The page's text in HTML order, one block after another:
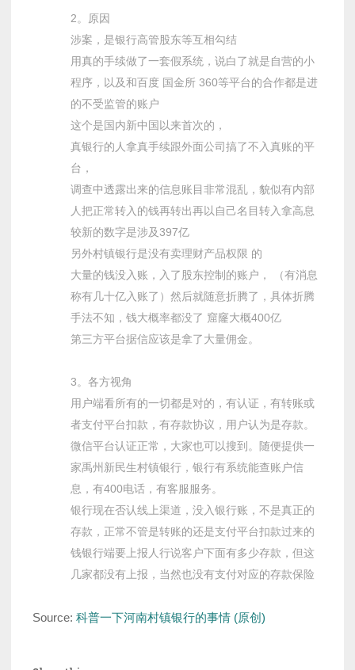
2。原因
涉案，是银行高管股东等互相勾结
用真的手续做了一套假系统，说白了就是自营的小
程序，以及和百度 国金所 360等平台的合作都是进
的不受监管的账户
这个是国内新中国以来首次的，
真银行的人拿真手续跟外面公司搞了不入真账的平
台，
调查中透露出来的信息账目非常混乱，貌似有内部
人把正常转入的钱再转出再以自己名目转入拿高息
较新的数字是涉及397亿
另外村镇银行是没有卖理财产品权限 的
大量的钱没入账，入了股东控制的账户， （有消息
称有几十亿入账了）然后就随意折腾了，具体折腾
手法不知，钱大概率都没了 窟窿大概400亿
第三方平台据信应该是拿了大量佣金。
3。各方视角
用户端看所有的一切都是对的，有认证，有转账或
者支付平台扣款，有存款协议，用户认为是存款。
微信平台认证正常，大家也可以搜到。随便提供一
家禹州新民生村镇银行，银行有系统能查账户信
息，有400电话，有客服服务。
银行现在否认线上渠道，没入银行账，不是真正的
存款，正常不管是转账的还是支付平台扣款过来的
钱银行端要上报人行说客户下面有多少存款，但这
几家都没有上报，当然也没有支付对应的存款保险
Source: 科普一下河南村镇银行的事情 (原创)